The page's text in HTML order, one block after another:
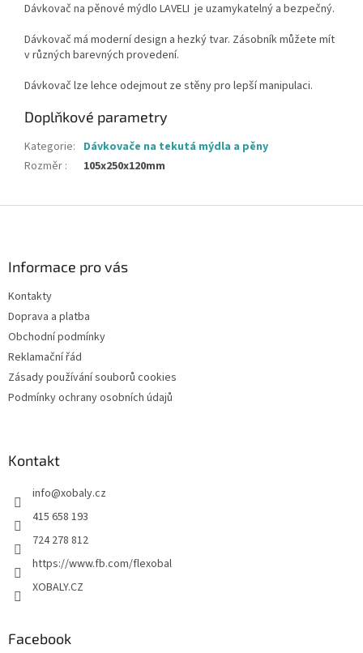
Dávkovač na pěnové mýdlo LAVELI je uzamykatelný a bezpečný.
Dávkovač má moderní design a hezký tvar. Zásobník můžete mít
v různých barevných provedení.
Dávkovač lze lehce odejmout ze stěny pro lepší manipulaci.
Doplňkové parametry
Kategorie: Dávkovače na tekutá mýdla a pěny
Rozměr : 105x250x120mm
Informace pro vás
Kontakty
Doprava a platba
Obchodní podmínky
Reklamační řád
Zásady používání souborů cookies
Podmínky ochrany osobních údajů
Kontakt
info@xobaly.cz
415 658 193
724 278 812
https://www.fb.com/flexobal
XOBALY.CZ
Facebook